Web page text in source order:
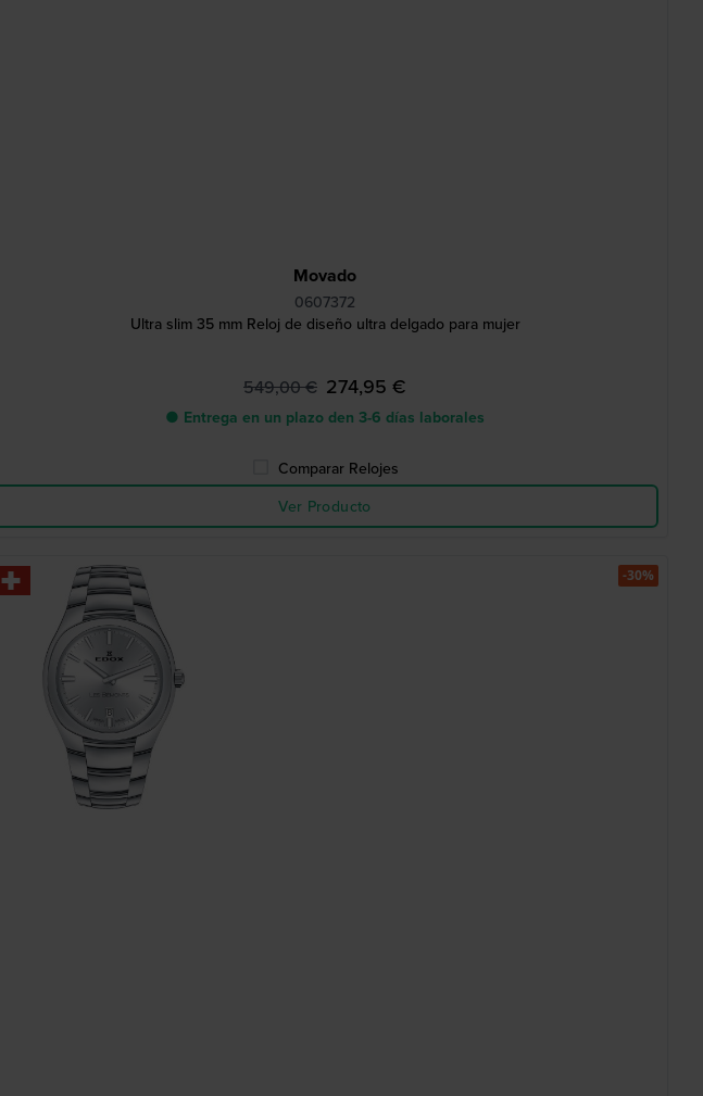
Movado
0607372
Ultra slim 35 mm Reloj de diseño ultra delgado para mujer
549,00 € 274,95 €
● Entrega en un plazo den 3-6 días laborales
Comparar Relojes
Ver Producto
-30%